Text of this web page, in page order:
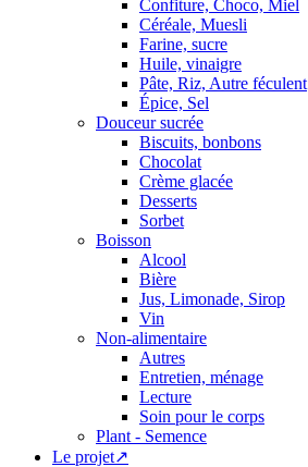
Confiture, Choco, Miel
Céréale, Muesli
Farine, sucre
Huile, vinaigre
Pâte, Riz, Autre féculent
Épice, Sel
Douceur sucrée
Biscuits, bonbons
Chocolat
Crème glacée
Desserts
Sorbet
Boisson
Alcool
Bière
Jus, Limonade, Sirop
Vin
Non-alimentaire
Autres
Entretien, ménage
Lecture
Soin pour le corps
Plant - Semence
Le projet↗